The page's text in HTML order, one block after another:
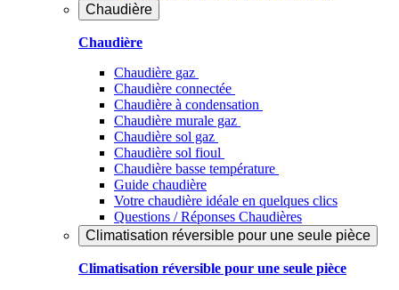
Chaudière
Chaudière
Chaudière gaz
Chaudière connectée
Chaudière à condensation
Chaudière murale gaz
Chaudière sol gaz
Chaudière sol fioul
Chaudière basse température
Guide chaudière
Votre chaudière idéale en quelques clics
Questions / Réponses Chaudières
Climatisation réversible pour une seule pièce
Climatisation réversible pour une seule pièce